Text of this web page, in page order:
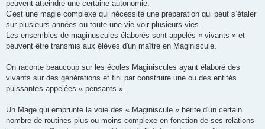
peuvent atteindre une certaine autonomie.
C'est une magie complexe qui nécessite une préparation qui peut s’étaler
sur plusieurs années ou toute une vie voir plusieurs vies.
Les ensembles de maginuscules élaborés sont appelés « vivants » et
peuvent être transmis aux élèves d'un maître en Maginiscule.
On raconte beaucoup sur les écoles Maginiscules ayant élaboré des
vivants sur des générations et fini par construire une ou des entités
puissantes appelées « pensants ».
Un Mage qui emprunte la voie des « Maginiscule » hérite d'un certain
nombre de routines plus ou moins complexe en fonction de ses relations